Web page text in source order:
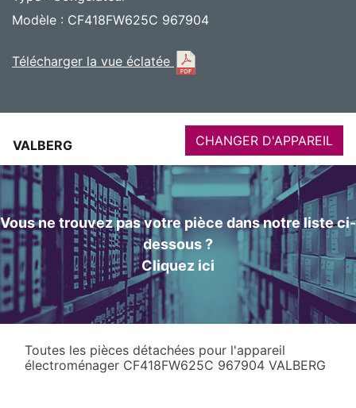
Modèle : CF418FW625C 967904
Télécharger la vue éclatée
VALBERG CHANGER D'APPAREIL
Vous ne trouvez pas votre pièce dans notre liste ci-
dessous ?
Cliquez ici
Toutes les pièces détachées pour l'appareil
électroménager CF418FW625C 967904 VALBERG